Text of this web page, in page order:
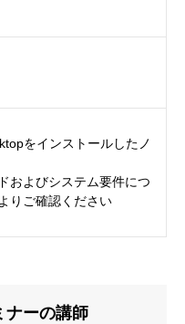
をインストールしたノ
およびシステム要件につ
りご確認ください
ナーの講師